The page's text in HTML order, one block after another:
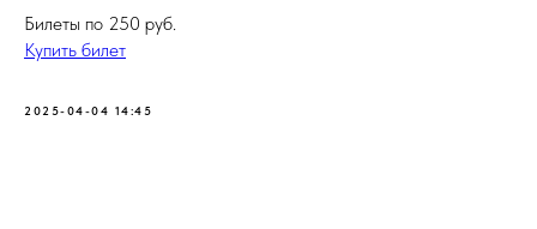
Билеты по 250 руб.
Купить билет
2025-04-04 14:45